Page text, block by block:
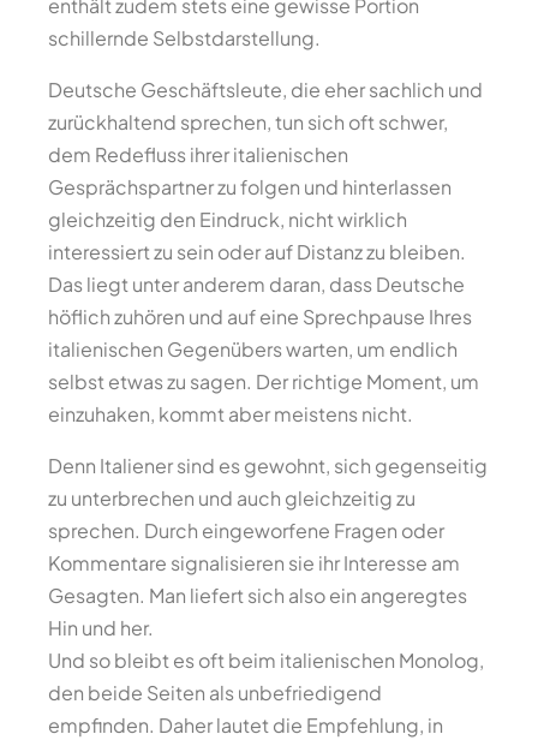
enthält zudem stets eine gewisse Portion
schillernde Selbstdarstellung.
Deutsche Geschäftsleute, die eher sachlich und
zurückhaltend sprechen, tun sich oft schwer,
dem Redefluss ihrer italienischen
Gesprächspartner zu folgen und hinterlassen
gleichzeitig den Eindruck, nicht wirklich
interessiert zu sein oder auf Distanz zu bleiben.
Das liegt unter anderem daran, dass Deutsche
höflich zuhören und auf eine Sprechpause Ihres
italienischen Gegenübers warten, um endlich
selbst etwas zu sagen. Der richtige Moment, um
einzuhaken, kommt aber meistens nicht.
Denn Italiener sind es gewohnt, sich gegenseitig
zu unterbrechen und auch gleichzeitig zu
sprechen. Durch eingeworfene Fragen oder
Kommentare signalisieren sie ihr Interesse am
Gesagten. Man liefert sich also ein angeregtes
Hin und her.
Und so bleibt es oft beim italienischen Monolog,
den beide Seiten als unbefriedigend
empfinden. Daher lautet die Empfehlung, in